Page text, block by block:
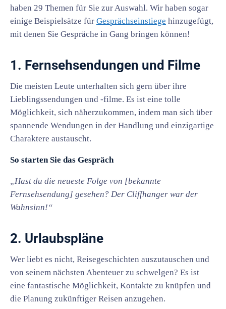
haben 29 Themen für Sie zur Auswahl. Wir haben sogar
einige Beispielsätze für Gesprächseinstiege hinzugefügt,
mit denen Sie Gespräche in Gang bringen können!
1. Fernsehsendungen und Filme
Die meisten Leute unterhalten sich gern über ihre
Lieblingssendungen und -filme. Es ist eine tolle
Möglichkeit, sich näherzukommen, indem man sich über
spannende Wendungen in der Handlung und einzigartige
Charaktere austauscht.
So starten Sie das Gespräch
„Hast du die neueste Folge von [bekannte
Fernsehsendung] gesehen? Der Cliffhanger war der
Wahnsinn!“
2. Urlaubspläne
Wer liebt es nicht, Reisegeschichten auszutauschen und
von seinem nächsten Abenteuer zu schwelgen? Es ist
eine fantastische Möglichkeit, Kontakte zu knüpfen und
die Planung zukünftiger Reisen anzugehen.